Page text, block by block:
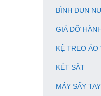
BÌNH ĐUN
GIÁ ĐỠ
KỆ TREO ÁO
KÉT SẮT
MÁY SẤY TAY